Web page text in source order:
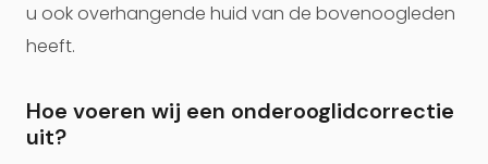
u ook overhangende huid van de bovenoogleden
heeft.
Hoe voeren wij een onderooglidcorrectie
uit?